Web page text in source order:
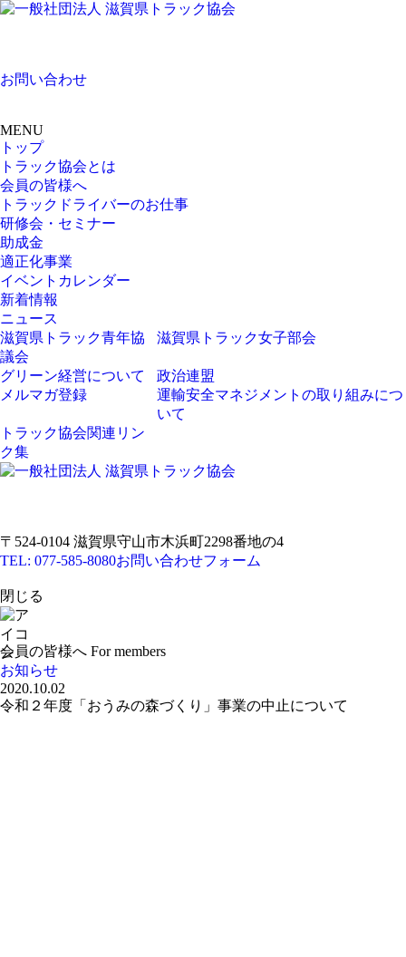
お問い合わせ
MENU
トップ
トラック協会とは
会員の皆様へ
トラックドライバーのお仕事
研修会・セミナー
助成金
適正化事業
イベントカレンダー
新着情報
ニュース
滋賀県トラック青年協
議会
滋賀県トラック女子部会
グリーン経営について
政治連盟
メルマガ登録
運輸安全マネジメントの取り組みにつ
いて
トラック協会関連リン
ク集
〒524-0104 滋賀県守山市木浜町2298番地の4
TEL: 077-585-8080お問い合わせフォーム
閉じる
会員の皆様へ For members
お知らせ
2020.10.02
令和２年度「おうみの森づくり」事業の中止について